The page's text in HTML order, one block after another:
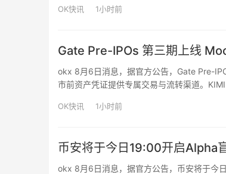
OK快讯 1小时前
Gate Pre-IPOs 第三期上线
okx 8月6日消息，据官方公告，Gate Pre-
市前资产凭证提供专属交易与流转渠道。
OK快讯 1小时前
币安将于今日19:00开启Alpha
okx 8月6日消息，据官方公告，币安将于今